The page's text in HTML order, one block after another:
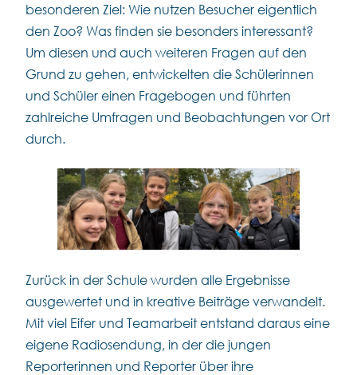
besonderen Ziel: Wie nutzen Besucher eigentlich
den Zoo? Was finden sie besonders interessant?
Um diesen und auch weiteren Fragen auf den
Grund zu gehen, entwickelten die Schülerinnen
und Schüler einen Fragebogen und führten
zahlreiche Umfragen und Beobachtungen vor Ort
durch.
Zurück in der Schule wurden alle Ergebnisse
ausgewertet und in kreative Beiträge verwandelt.
Mit viel Eifer und Teamarbeit entstand daraus eine
eigene Radiosendung, in der die jungen
Reporterinnen und Reporter über ihre